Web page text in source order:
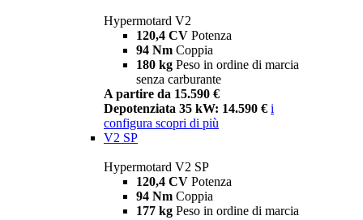
Hypermotard V2
120,4 CV Potenza
94 Nm Coppia
180 kg Peso in ordine di marcia
senza carburante
A partire da 15.590 €
Depotenziata 35 kW: 14.590 € i
configura scopri di più
V2 SP
Hypermotard V2 SP
120,4 CV Potenza
94 Nm Coppia
177 kg Peso in ordine di marcia